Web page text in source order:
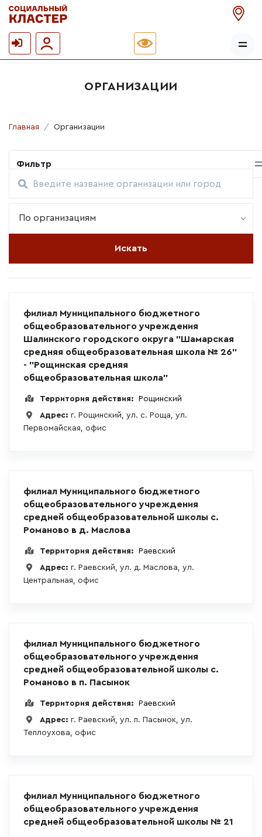
ОРГАНИЗАЦИИ
Главная Организации
Фильтр
По организациям
Искать
филиал Муниципального бюджетного
общеобразовательного учреждения
Шалинского городского округа "Шамарская
средняя общеобразовательная школа № 26"
- "Рощинская средняя
общеобразовательная школа"
Территория действия:
Рощинский
Адрес: г. Рощинский, ул. с. Роща, ул.
Первомайская, офис
филиал Муниципального бюджетного
общеобразовательного учреждения
средней общеобразовательной школы с.
Романово в д. Маслова
Территория действия:
Раевский
Адрес: г. Раевский, ул. д. Маслова, ул.
Центральная, офис
филиал Муниципального бюджетного
общеобразовательного учреждения
средней общеобразовательной школы с.
Романово в п. Пасынок
Территория действия:
Раевский
Адрес: г. Раевский, ул. п. Пасынок, ул.
Теплоухова, офис
филиал Муниципального бюджетного
общеобразовательного учреждения
средней общеобразовательной школы № 21